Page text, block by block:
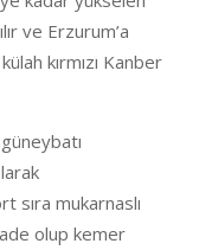
ve Erzurum’a
kırmızı Kanber
sıra mukarnaslı
olup kemer